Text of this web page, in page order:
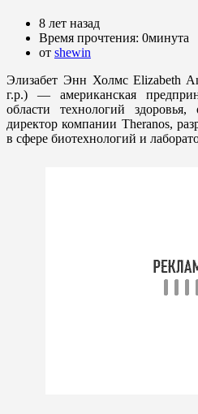
8 лет назад
Время прочтения: 0минута
от shewin
Элизабет Энн Холмс Elizabeth
г.р.) — американская
области технологий здоровья,
директор компании Theranos,
в сфере биотехнологий и